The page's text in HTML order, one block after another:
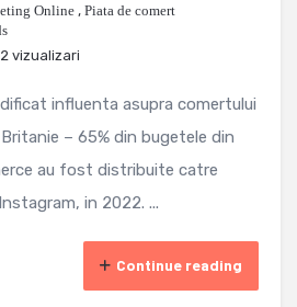
Online, Piata de comert
vizualizari
influenta asupra comertului
– 65% din bugetele din
au fost distribuite catre
in 2022. ...
Continue reading